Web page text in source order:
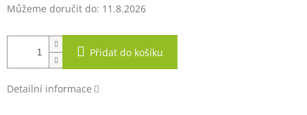
Můžeme doručit do: 11.8.2026
Přidat do košíku
Detailní informace